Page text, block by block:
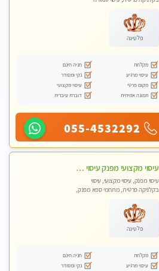
פלטינה
מקלחת
חניה חינם
עיסוי מרגיע
נקי ומסודר
מקום פרטי
עיסוי מקצועי
תמונה אמיתית
דוברת עיברית
055-4532292
עיסוי מקצועי מפנק עיסוי עם אבנים חמות. מעסה עם תעודות. טיפול מרגיע ומפנק באווירה נעימה ושקטה
עיסוי מפנק, עיסוי מקצועי, עיסוי
בקלניקה פרטית, מתחמי ספא מפנק,
פלטינה
מקלחת
חניה חינם
עיסוי מרגיע
נקי ומסודר